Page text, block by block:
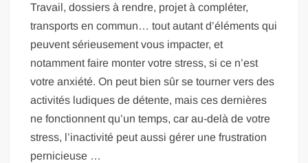
Travail, dossiers à rendre, projet à compléter,
transports en commun… tout autant d’éléments qui
peuvent sérieusement vous impacter, et
notamment faire monter votre stress, si ce n’est
votre anxiété. On peut bien sûr se tourner vers des
activités ludiques de détente, mais ces dernières
ne fonctionnent qu’un temps, car au-delà de votre
stress, l’inactivité peut aussi gérer une frustration
pernicieuse …